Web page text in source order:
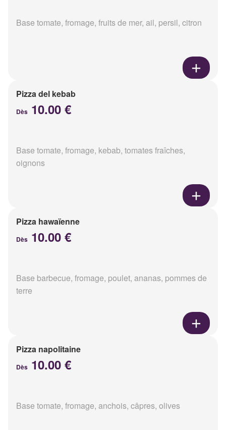
Base tomate, fromage, fruits de mer, ail, persil, citron
Pizza del kebab
Dès 10.00 €
Base tomate, fromage, kebab, tomates fraîches,
oignons
Pizza hawaïenne
Dès 10.00 €
Base barbecue, fromage, poulet, ananas, pommes de
terre
Pizza napolitaine
Dès 10.00 €
Base tomate, fromage, anchois, câpres, olives